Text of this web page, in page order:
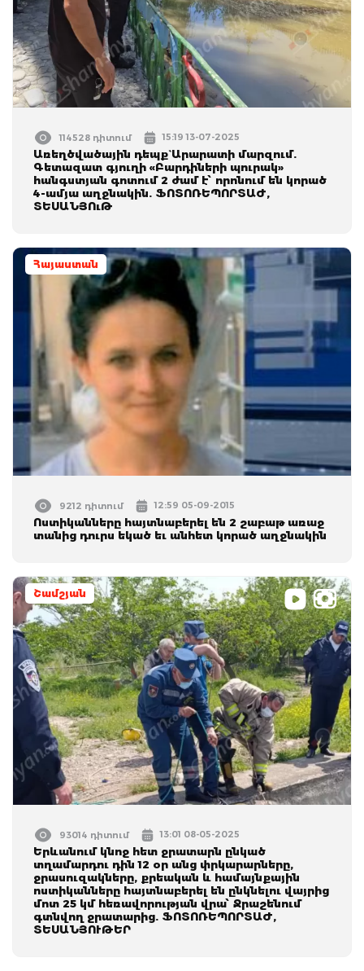
114528 դիտում 15:19 13-07-2025
Առեղծվածային դեպք` Արարատի մարզում.
Գետազատ գյուղի «Բարդիների պուրակ»
հանգստյան գոտում 2 ժամ է՝ որոնում են կորած
4-ամյա աղջնակին. ՖՈՏՈՌԵՊՈՐՏԱԺ,
ՏԵՍԱՆՅՈւԹ
Հայաստան
9212 դիտում 12:59 05-09-2015
Ոստիկանները հայտնաբերել են 2 շաբաթ առաջ
տանից դուրս եկած եւ անհետ կորած աղջնակին
Շամշյան
93014 դիտում 13:01 08-05-2025
Երևանում կնոջ հետ ջրատարն ընկած
տղամարդու դին 12 օր անց փրկարարները,
ջրասուզակները, քրեական և համայնքային
ոստիկանները հայտնաբերել են ընկնելու վայրից
մոտ 25 կմ հեռավորության վրա՝ Ջրաշենում
գտնվող ջրատարից. ՖՈՏՈՌԵՊՈՐՏԱԺ,
ՏԵՍԱՆՅՈՒԹԵՐ